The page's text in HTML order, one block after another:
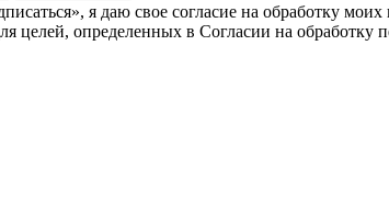
я даю свое согласие на обработку
целей, определенных в Согласии на обработку